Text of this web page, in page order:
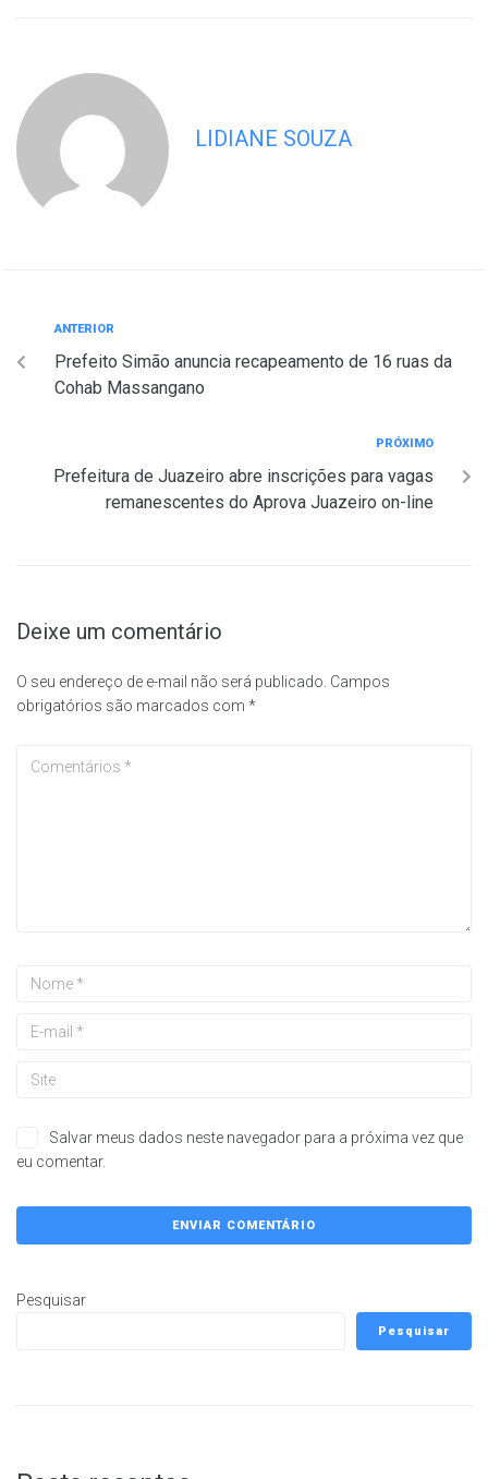
LIDIANE SOUZA
ANTERIOR
Prefeito Simão anuncia recapeamento de 16 ruas da
Cohab Massangano
PRÓXIMO
Prefeitura de Juazeiro abre inscrições para vagas
remanescentes do Aprova Juazeiro on-line
Deixe um comentário
O seu endereço de e-mail não será publicado. Campos
obrigatórios são marcados com *
Salvar meus dados neste navegador para a próxima vez que
eu comentar.
Pesquisar
Pesquisar